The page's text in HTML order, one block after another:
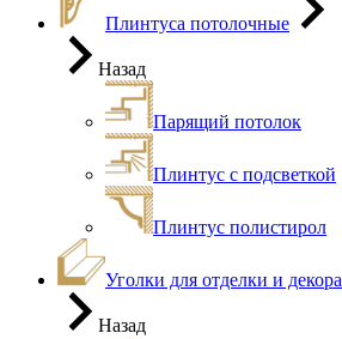
Плинтуса потолочные
Назад
Парящий потолок
Плинтус с подсветкой
Плинтус полистирол
Уголки для отделки и декора
Назад